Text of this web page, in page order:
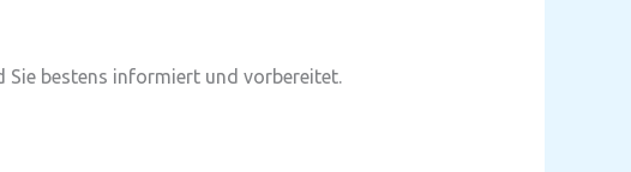
Sie bestens informiert und vorbereitet.